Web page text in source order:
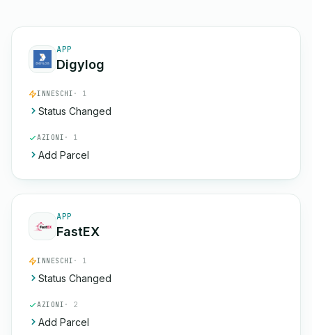
APP
Digylog
INNESCHI · 1
Status Changed
AZIONI · 1
Add Parcel
APP
FastEX
INNESCHI · 1
Status Changed
AZIONI · 2
Add Parcel